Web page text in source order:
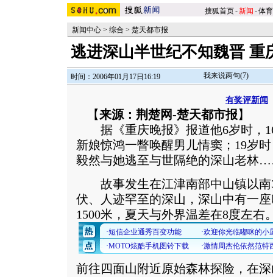
搜狐首页-新闻 -体育
新闻中心 > 综合 > 楚天都市报
逃进深山半世纪不知魏晋 重
时间：2006年01月17日16:19 我来说两句(7)
有奖评新闻
【来源：荆楚网-楚天都市报 】
据《重庆晚报》报道他6岁时，
新娘惊鸿一瞥唤醒男儿情窦；19岁
毅然与她逃至与世隔绝的深山老林
故事发生在江津南部中山镇以南
伏、人迹罕至的深山，深山中有一
1500米，夏天与外界温差在8度左右
前往四面山附近原始森林探险，在